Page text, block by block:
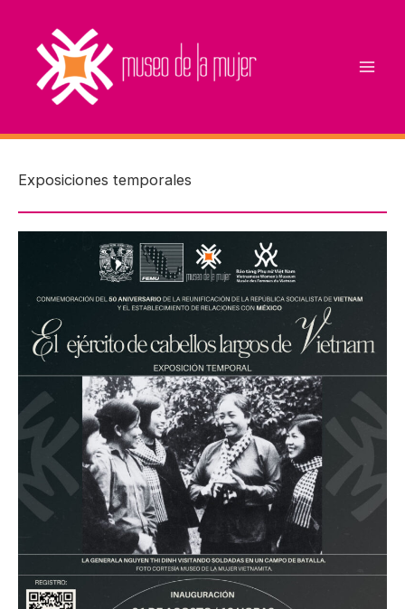
contenido
Exposiciones temporales